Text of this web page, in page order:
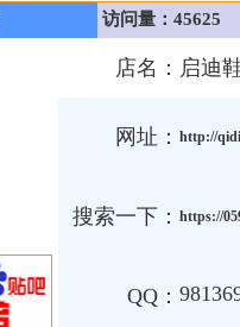
访问量：45625
店名： 启迪
网址： http://
搜索一下： https://
QQ：